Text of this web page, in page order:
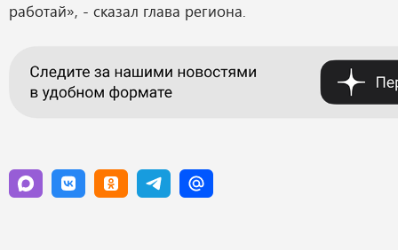
работай», - сказал глава региона.